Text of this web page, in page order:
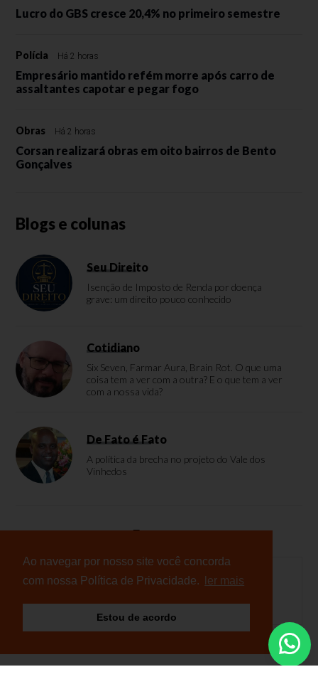
Ao navegar por nosso site você concorda
com nossa Política de Privacidade.
ler mais
Estou de acordo
Lucro do GBS cresce 20,4% no primeiro semestre
Polícia Há 2 horas
Empresário mantido refém morre após carro de
assaltantes capotar e pegar fogo
Obras Há 2 horas
Corsan realizará obras em oito bairros de Bento
Gonçalves
Blogs e colunas
Seu Direito
Isenção de Imposto de Renda por doença
grave: um direito pouco conhecido
Cotidiano
Six Seven, Farmar Aura, Brain Rot. O que uma
coisa tem a ver com a outra? E o que tem a ver
com a nossa vida?
De Fato é Fato
A política da brecha no projeto do Vale dos
Vinhedos
Enquete